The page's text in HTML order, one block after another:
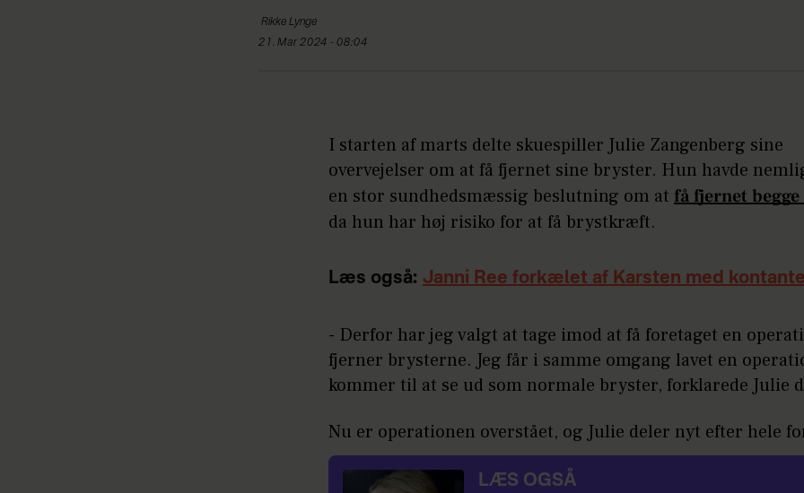
Rikke Lynge
21. Mar 2024 - 08:04
I starten af marts delte skuespiller Julie Zangenberg sine
overvejelser om at få fjernet sine bryster. Hun havde
en stor sundhedsmæssig beslutning om at få fjernet
da hun har høj risiko for at få brystkræft.
Læs også: Janni Ree forkælet af Karsten med
- Derfor har jeg valgt at tage imod at få foretaget en
fjerner brysterne. Jeg får i samme omgang lavet en
kommer til at se ud som normale bryster, forklarede Julie
Nu er operationen overstået, og Julie deler nyt efter hele
LÆS OGSÅ